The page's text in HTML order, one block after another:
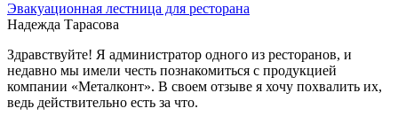
Эвакуационная лестница для ресторана
Надежда Тарасова
Здравствуйте! Я администратор одного из ресторанов, и
недавно мы имели честь познакомиться с продукцией
компании «Металконт». В своем отзыве я хочу похвалить их,
ведь действительно есть за что.